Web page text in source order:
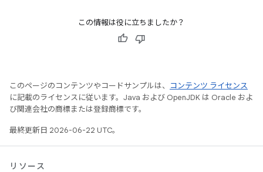
この情報は役に立ちましたか？
このページのコンテンツやコードサンプルは、
コンテンツ ライセンス
に記載のライセンスに従います。Java および OpenJDK は Oracle およ
び関連会社の商標または登録商標です。
最終更新日 2026-06-22 UTC。
リソース